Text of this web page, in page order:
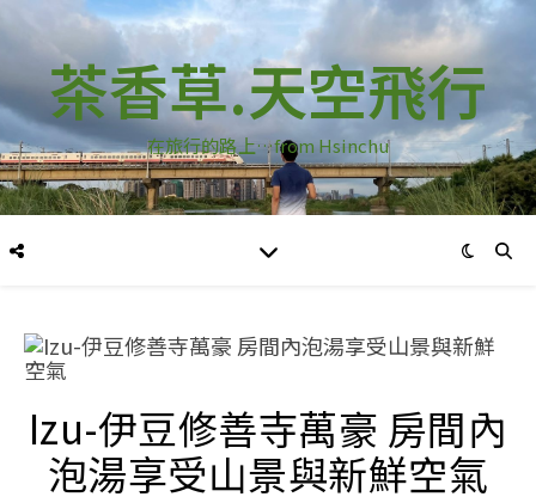
茶香草.天空飛行
在旅行的路上…from Hsinchu
Izu-伊豆修善寺萬豪 房間內
泡湯享受山景與新鮮空氣